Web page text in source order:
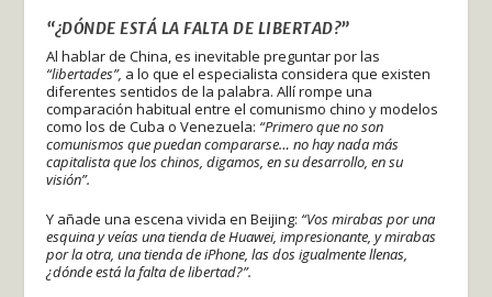
“¿DÓNDE ESTÁ LA FALTA DE LIBERTAD?”
Al hablar de China, es inevitable preguntar por las
“libertades”, a lo que el especialista considera que existen
diferentes sentidos de la palabra. Allí rompe una
comparación habitual entre el comunismo chino y modelos
como los de Cuba o Venezuela: “Primero que no son
comunismos que puedan compararse… no hay nada más
capitalista que los chinos, digamos, en su desarrollo, en su
visión”.
Y añade una escena vivida en Beijing: “Vos mirabas por una
esquina y veías una tienda de Huawei, impresionante, y mirabas
por la otra, una tienda de iPhone, las dos igualmente llenas,
¿dónde está la falta de libertad?”.